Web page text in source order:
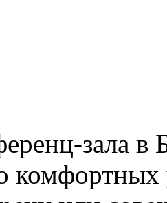
зала в
комфортных